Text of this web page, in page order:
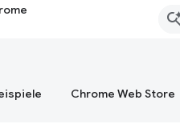
Chrome Web Store